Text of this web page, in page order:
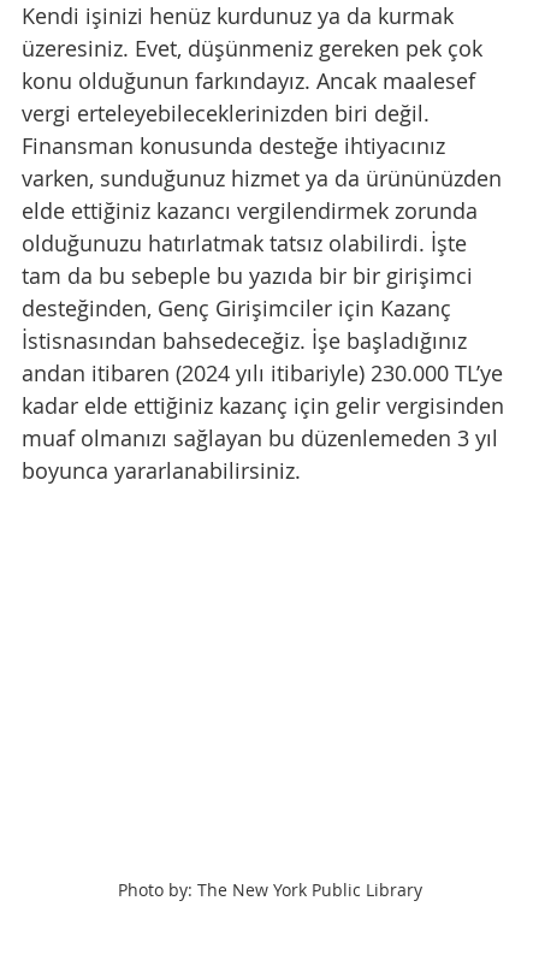
Kendi işinizi henüz kurdunuz ya da kurmak
üzeresiniz. Evet, düşünmeniz gereken pek çok
konu olduğunun farkındayız. Ancak maalesef
vergi erteleyebileceklerinizden biri değil.
Finansman konusunda desteğe ihtiyacınız
varken, sunduğunuz hizmet ya da ürününüzden
elde ettiğiniz kazancı vergilendirmek zorunda
olduğunuzu hatırlatmak tatsız olabilirdi. İşte
tam da bu sebeple bu yazıda bir bir girişimci
desteğinden, Genç Girişimciler için Kazanç
İstisnasından bahsedeceğiz. İşe başladığınız
andan itibaren (2024 yılı itibariyle) 230.000 TL’ye
kadar elde ettiğiniz kazanç için gelir vergisinden
muaf olmanızı sağlayan bu düzenlemeden 3 yıl
boyunca yararlanabilirsiniz.
Photo by: The New York Public Library